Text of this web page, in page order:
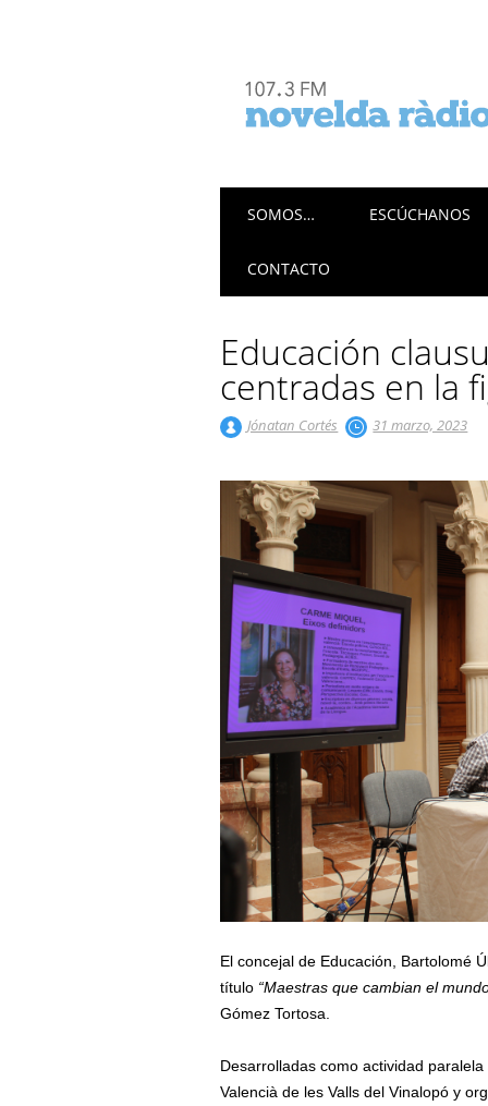
Menú principal
SOMOS… ESCÚCHANOS
CONTACTO
Educación
centradas en la
Jónatan Cortés 31 marzo, 2023
El concejal de Educación, Bartolomé
título “Maestras que cambian el
Gómez Tortosa.
Desarrolladas como actividad
Valencià de les Valls del Vinalopó y